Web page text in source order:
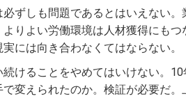
ずしも問題であるとはいえない
りよい労働環境は人材獲得にも
には向き合わなくてはならない。
けることをやめてはいけない。
変えられたのか。検証が必要だ。